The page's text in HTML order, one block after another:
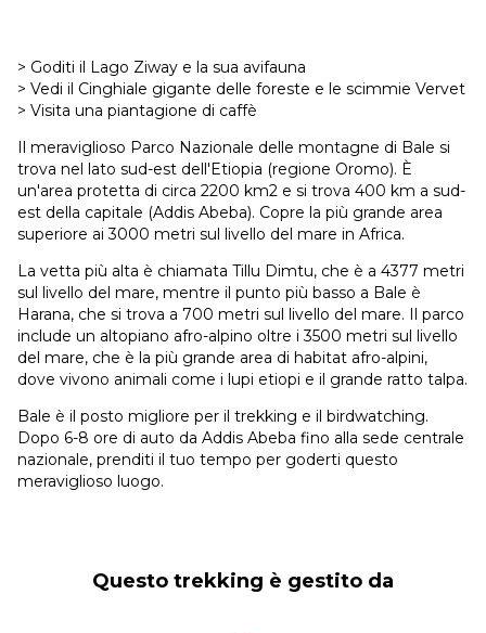
> Goditi il Lago Ziway e la sua avifauna
> Vedi il Cinghiale gigante delle foreste e le scimmie Vervet
> Visita una piantagione di caffè
Il meraviglioso Parco Nazionale delle montagne di Bale si
trova nel lato sud-est dell'Etiopia (regione Oromo). È
un'area protetta di circa 2200 km2 e si trova 400 km a sud-
est della capitale (Addis Abeba). Copre la più grande area
superiore ai 3000 metri sul livello del mare in Africa.
La vetta più alta è chiamata Tillu Dimtu, che è a 4377 metri
sul livello del mare, mentre il punto più basso a Bale è
Harana, che si trova a 700 metri sul livello del mare. Il parco
include un altopiano afro-alpino oltre i 3500 metri sul livello
del mare, che è la più grande area di habitat afro-alpini,
dove vivono animali come i lupi etiopi e il grande ratto talpa.
Bale è il posto migliore per il trekking e il birdwatching.
Dopo 6-8 ore di auto da Addis Abeba fino alla sede centrale
nazionale, prenditi il tuo tempo per goderti questo
meraviglioso luogo.
Questo trekking è gestito da